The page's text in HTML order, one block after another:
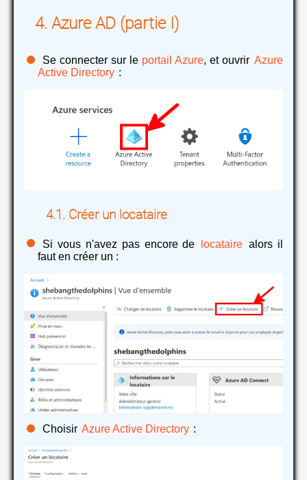
Azure AD (partie I)
Se connecter sur le portail Azure, et ouvrir Azure
Active Directory :
Créer un locataire
Si vous n'avez pas encore de locataire alors il
faut en créer un :
Choisir Azure Active Directory :